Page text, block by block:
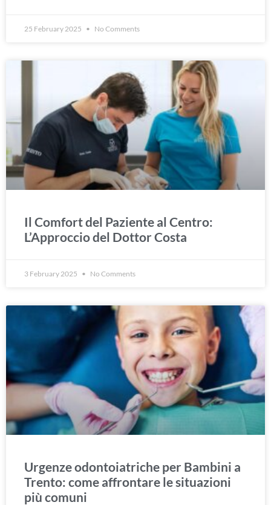
25 February 2025 No Comments
Il Comfort del Paziente al Centro:
L’Approccio del Dottor Costa
3 February 2025 No Comments
Urgenze odontoiatriche per Bambini a
Trento: come affrontare le situazioni
più comuni